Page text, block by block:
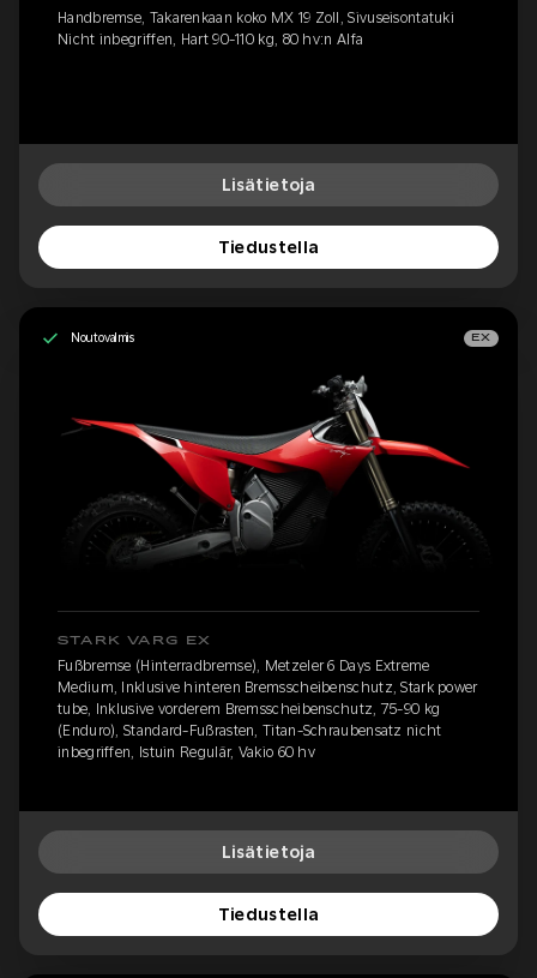
Handbremse, Takarenkaan koko MX 19 Zoll, Sivuseisontatuki
Nicht inbegriffen, Hart 90-110 kg, 80 hv:n Alfa
Lisätietoja
Tiedustella
Noutovalmis EX
STARK VARG EX
Fußbremse (Hinterradbremse), Metzeler 6 Days Extreme
Medium, Inklusive hinteren Bremsscheibenschutz, Stark power
tube, Inklusive vorderem Bremsscheibenschutz, 75-90 kg
(Enduro), Standard-Fußrasten, Titan-Schraubensatz nicht
inbegriffen, Istuin Regulär, Vakio 60 hv
Lisätietoja
Tiedustella